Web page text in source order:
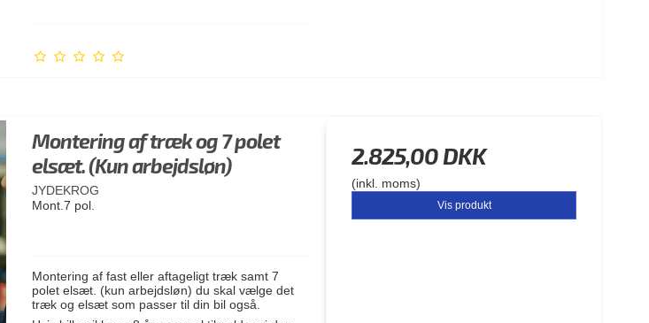
Montering af træk og 7 polet
elsæt. (Kun arbejdsløn)
JYDEKROG
Mont.7 pol.
Montering af fast eller aftageligt træk samt 7
polet elsæt. (kun arbejdsløn) du skal vælge det
træk og elsæt som passer til din bil også.
2.825,00 DKK
(inkl. moms)
Vis produkt